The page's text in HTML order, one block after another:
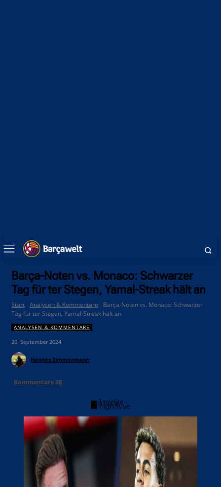
Barça-Noten vs. Monaco: Schwarzer
Tag für ter Stegen, Yamal-Streak hält an
Start Analysen & Kommentare
Barça-Noten vs. Monaco: Schwarzer
Tag für ter Stegen, Yamal-Streak hält an
ANALYSEN & KOMMENTARE
20. September 2024
Hannes Zimmermann
Kommentare38
- Anzeige -